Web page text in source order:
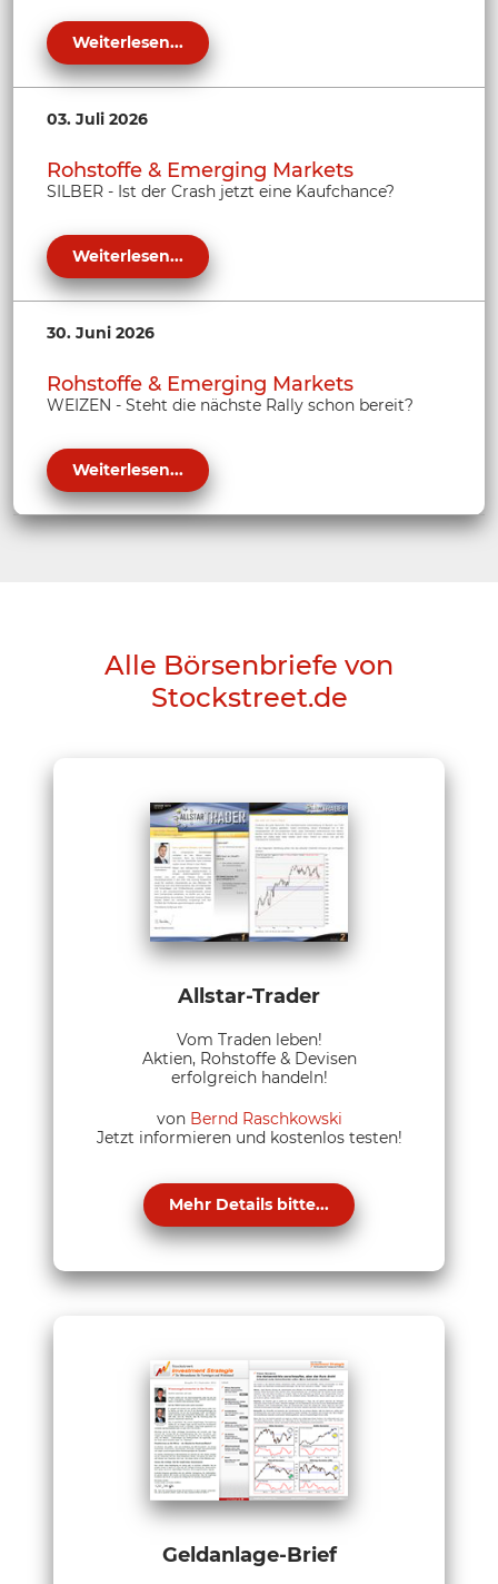
Weiterlesen...
03. Juli 2026
Rohstoffe & Emerging Markets
SILBER - Ist der Crash jetzt eine Kaufchance?
Weiterlesen...
30. Juni 2026
Rohstoffe & Emerging Markets
WEIZEN - Steht die nächste Rally schon bereit?
Weiterlesen...
Alle Börsenbriefe von
Stockstreet.de
Allstar-Trader
Vom Traden leben!
Aktien, Rohstoffe & Devisen
erfolgreich handeln!
von Bernd Raschkowski
Jetzt informieren und kostenlos testen!
Mehr Details bitte...
Geldanlage-Brief